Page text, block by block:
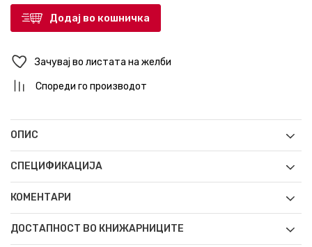
Додај во кошничка
Зачувај во листата на желби
Спореди го производот
ОПИС
СПЕЦИФИКАЦИЈА
КОМЕНТАРИ
ДОСТАПНОСТ ВО КНИЖАРНИЦИТЕ